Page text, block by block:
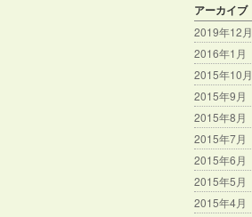
アーカイブ
2019年12月
2016年1月
2015年10月
2015年9月
2015年8月
2015年7月
2015年6月
2015年5月
2015年4月